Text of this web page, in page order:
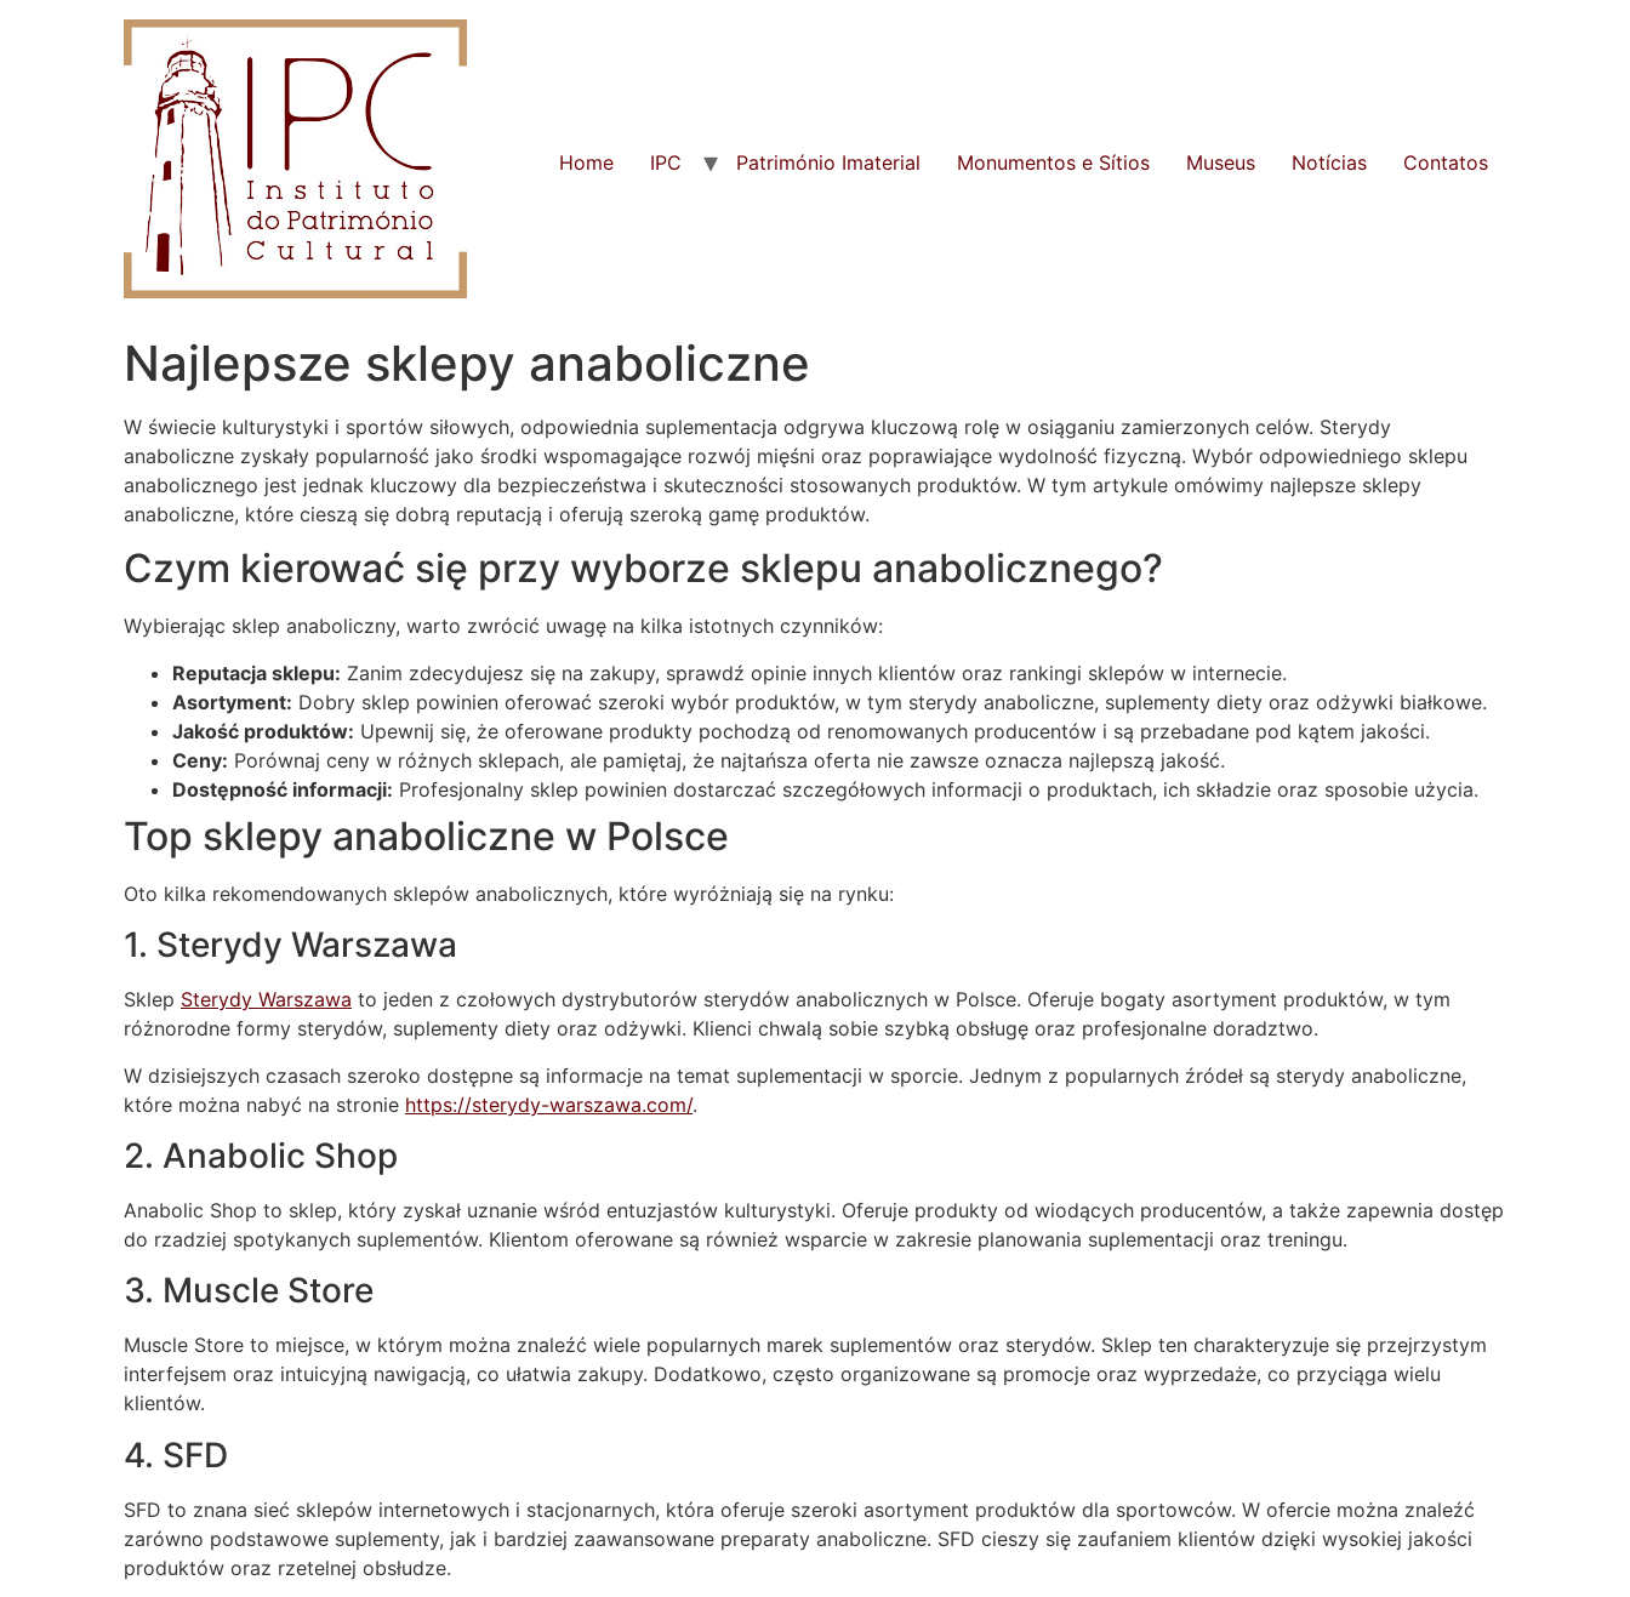
Home IPC Património Imaterial Monumentos e Sítios Museus Notícias Contatos
Najlepsze sklepy anaboliczne
W świecie kulturystyki i sportów siłowych, odpowiednia suplementacja odgrywa kluczową rolę w osiąganiu zamierzonych celów. Sterydy
anaboliczne zyskały popularność jako środki wspomagające rozwój mięśni oraz poprawiające wydolność fizyczną. Wybór odpowiedniego sklepu
anabolicznego jest jednak kluczowy dla bezpieczeństwa i skuteczności stosowanych produktów. W tym artykule omówimy najlepsze sklepy
anaboliczne, które cieszą się dobrą reputacją i oferują szeroką gamę produktów.
Czym kierować się przy wyborze sklepu anabolicznego?
Wybierając sklep anaboliczny, warto zwrócić uwagę na kilka istotnych czynników:
Reputacja sklepu: Zanim zdecydujesz się na zakupy, sprawdź opinie innych klientów oraz rankingi sklepów w internecie.
Asortyment: Dobry sklep powinien oferować szeroki wybór produktów, w tym sterydy anaboliczne, suplementy diety oraz odżywki białkowe.
Jakość produktów: Upewnij się, że oferowane produkty pochodzą od renomowanych producentów i są przebadane pod kątem jakości.
Ceny: Porównaj ceny w różnych sklepach, ale pamiętaj, że najtańsza oferta nie zawsze oznacza najlepszą jakość.
Dostępność informacji: Profesjonalny sklep powinien dostarczać szczegółowych informacji o produktach, ich składzie oraz sposobie użycia.
Top sklepy anaboliczne w Polsce
Oto kilka rekomendowanych sklepów anabolicznych, które wyróżniają się na rynku:
1. Sterydy Warszawa
Sklep Sterydy Warszawa to jeden z czołowych dystrybutorów sterydów anabolicznych w Polsce. Oferuje bogaty asortyment produktów, w tym
różnorodne formy sterydów, suplementy diety oraz odżywki. Klienci chwalą sobie szybką obsługę oraz profesjonalne doradztwo.
W dzisiejszych czasach szeroko dostępne są informacje na temat suplementacji w sporcie. Jednym z popularnych źródeł są sterydy anaboliczne,
które można nabyć na stronie https://sterydy-warszawa.com/.
2. Anabolic Shop
Anabolic Shop to sklep, który zyskał uznanie wśród entuzjastów kulturystyki. Oferuje produkty od wiodących producentów, a także zapewnia dostęp
do rzadziej spotykanych suplementów. Klientom oferowane są również wsparcie w zakresie planowania suplementacji oraz treningu.
3. Muscle Store
Muscle Store to miejsce, w którym można znaleźć wiele popularnych marek suplementów oraz sterydów. Sklep ten charakteryzuje się przejrzystym
interfejsem oraz intuicyjną nawigacją, co ułatwia zakupy. Dodatkowo, często organizowane są promocje oraz wyprzedaże, co przyciąga wielu
klientów.
4. SFD
SFD to znana sieć sklepów internetowych i stacjonarnych, która oferuje szeroki asortyment produktów dla sportowców. W ofercie można znaleźć
zarówno podstawowe suplementy, jak i bardziej zaawansowane preparaty anaboliczne. SFD cieszy się zaufaniem klientów dzięki wysokiej jakości
produktów oraz rzetelnej obsłudze.